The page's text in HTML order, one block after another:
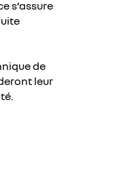
s’assure
de
leur